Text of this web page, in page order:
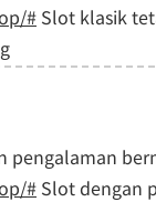
# Slot klasik
pengalaman
# Slot dengan